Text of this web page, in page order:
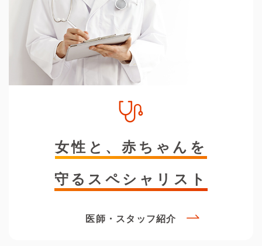
女性と、赤ちゃんを
守るスペシャリスト
医師・スタッフ紹介